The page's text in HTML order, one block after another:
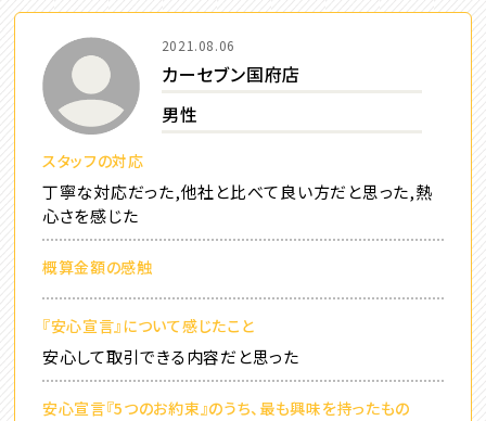
2021.08.06
カーセブン国府店
男性
スタッフの対応
丁寧な対応だった,他社と比べて良い方だと思った,熱
心さを感じた
概算金額の感触
『安心宣言』について感じたこと
安心して取引できる内容だと思った
安心宣言『5つのお約束』のうち、最も興味を持ったもの